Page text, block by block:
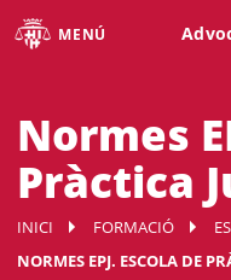
MENÚ
Normes
Pràctica
INICI FORMACIÓ
NORMES EPJ. ESCOLA DE